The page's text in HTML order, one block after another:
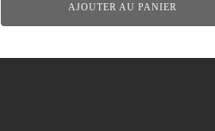
AJOUTER AU PANIER